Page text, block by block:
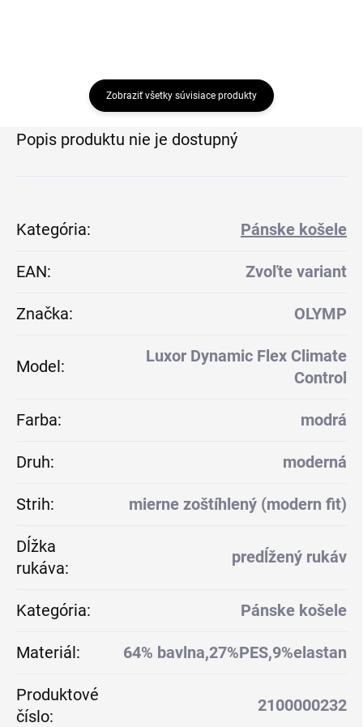
Zobraziť všetky súvisiace produkty
Popis produktu nie je dostupný
Kategória: Pánske košele
EAN: Zvoľte variant
Značka: OLYMP
Model:
Luxor Dynamic Flex Climate
Control
Farba: modrá
Druh: moderná
Strih: mierne zoštíhlený (modern fit)
Dĺžka
rukáva:
predĺžený rukáv
Kategória: Pánske košele
Materiál: 64% bavlna,27%PES,9%elastan
Produktové
číslo:
2100000232